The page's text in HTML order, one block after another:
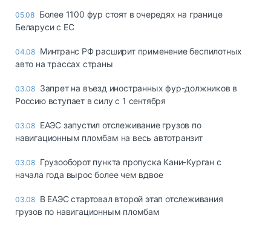
05.08 Более 1100 фур стоят в очередях на границе
Беларуси с ЕС
04.08 Минтранс РФ расширит применение беспилотных
авто на трассах страны
03.08 Запрет на въезд иностранных фур-должников в
Россию вступает в силу с 1 сентября
03.08 ЕАЭС запустил отслеживание грузов по
навигационным пломбам на весь автотранзит
03.08 Грузооборот пункта пропуска Кани-Курган с
начала года вырос более чем вдвое
03.08 В ЕАЭС стартовал второй этап отслеживания
грузов по навигационным пломбам